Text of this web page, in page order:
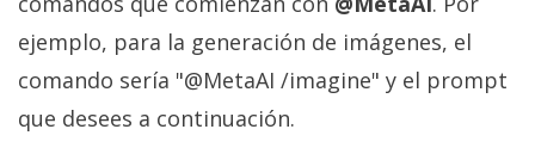
ejemplo, para la generación de imágenes, el
comando sería "@MetaAI /imagine" y el prompt
que desees a continuación.